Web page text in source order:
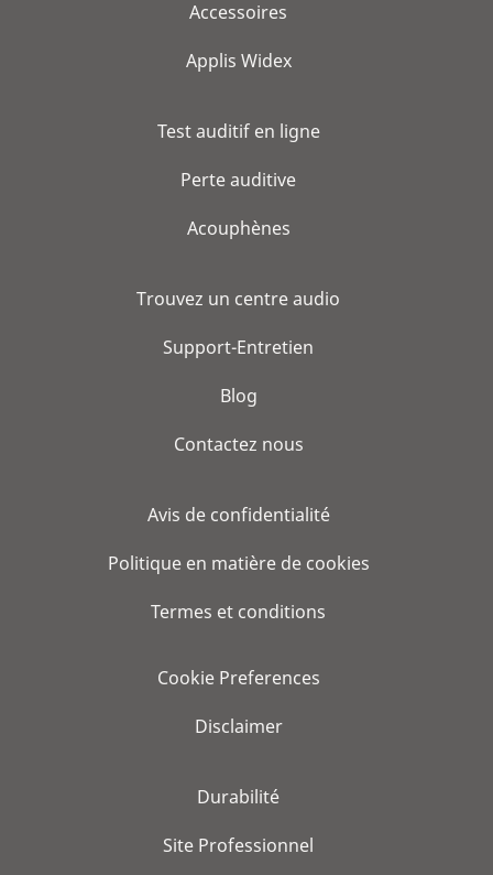
Accessoires
Applis Widex
Test auditif en ligne
Perte auditive
Acouphènes
Trouvez un centre audio
Support-Entretien
Blog
Contactez nous
Avis de confidentialité
Politique en matière de cookies
Termes et conditions
Cookie Preferences
Disclaimer
Durabilité
Site Professionnel